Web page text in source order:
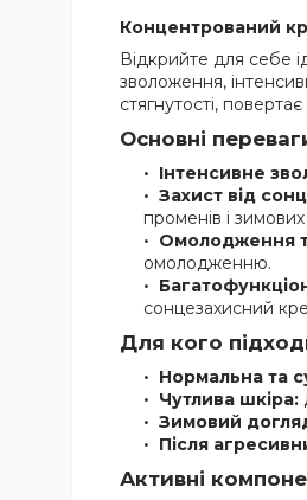
Концентрований
Відкрийте для себе
зволоження,
стягнутості,
Основні
Інтенсивне
Захист від
променів і зимових
Омолодження
омолодженню.
сонцезахисний
Для кого
Нормальна та
Чутлива шкіра:
Зимовий
Після
Активні